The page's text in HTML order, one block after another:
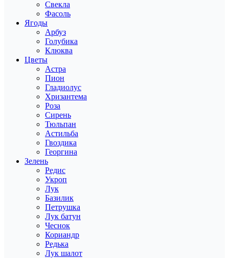
Свекла
Фасоль
Ягоды
Арбуз
Голубика
Клюква
Цветы
Астра
Пион
Гладиолус
Хризантема
Роза
Сирень
Тюльпан
Астильба
Гвоздика
Георгина
Зелень
Редис
Укроп
Лук
Базилик
Петрушка
Лук батун
Чеснок
Кориандр
Редька
Лук шалот